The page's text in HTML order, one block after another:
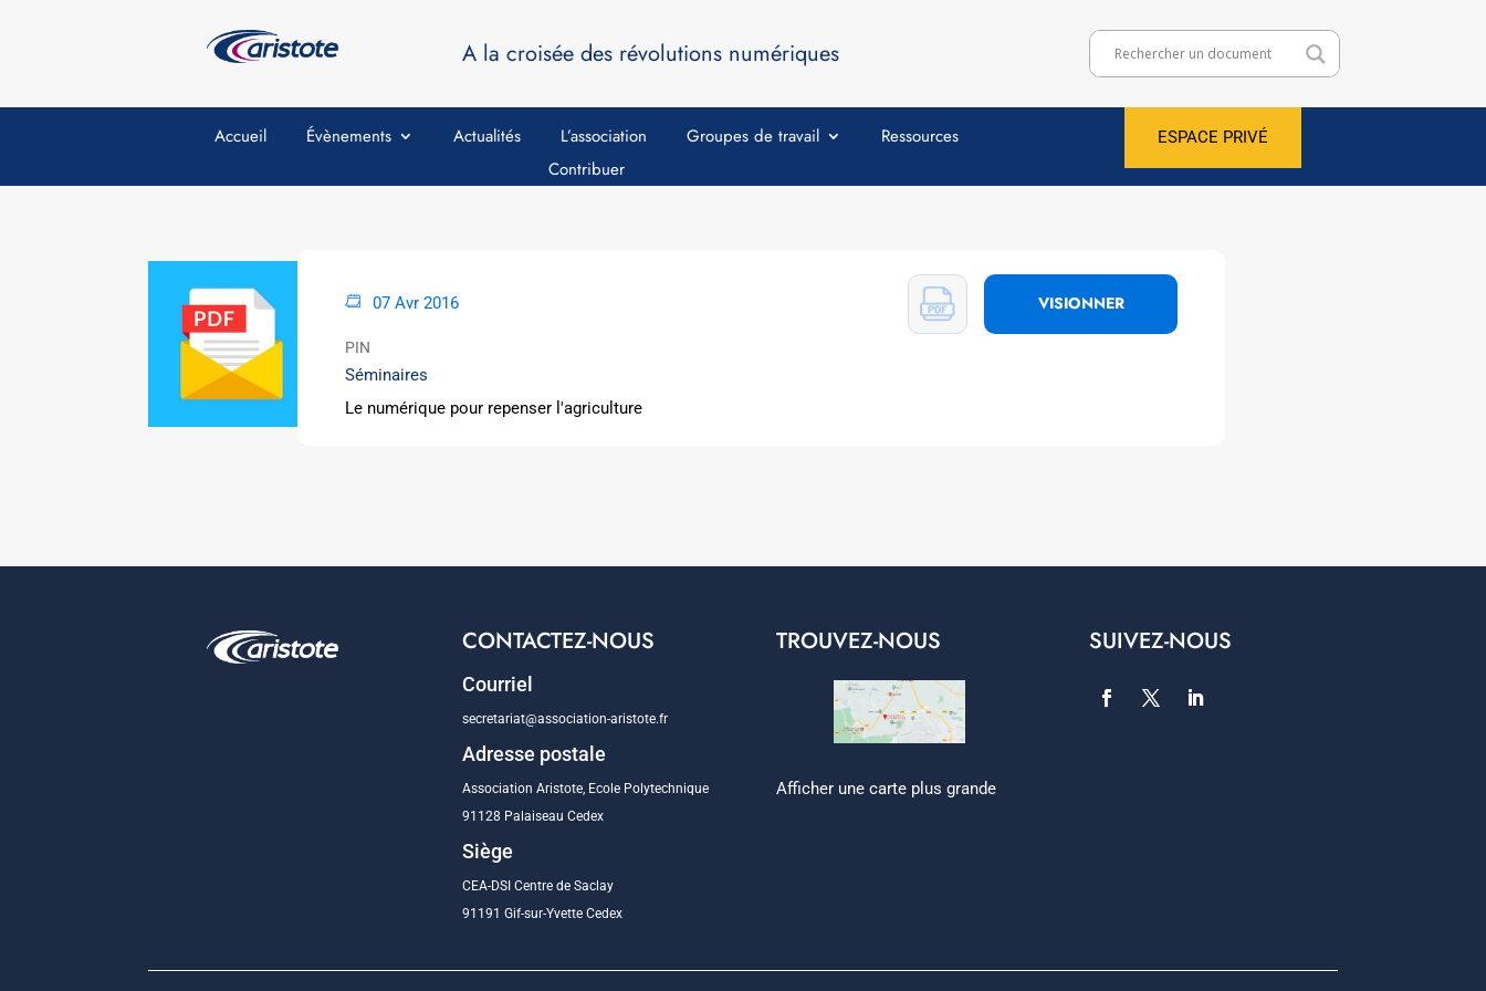
A la croisée des révolutions numériques
Accueil Évènements Actualités L’association Groupes de travail
Ressources
Contribuer
ESPACE PRIVÉ
07 Avr 2016 VISIONNER
PIN
Séminaires
Le numérique pour repenser l'agriculture
CONTACTEZ-NOUS
Courriel
secretariat@association-aristote.fr
Adresse postale
Association Aristote, Ecole Polytechnique
91128 Palaiseau Cedex
Siège
CEA-DSI Centre de Saclay
91191 Gif-sur-Yvette Cedex
TROUVEZ-NOUS
Afficher une carte plus grande
SUIVEZ-NOUS